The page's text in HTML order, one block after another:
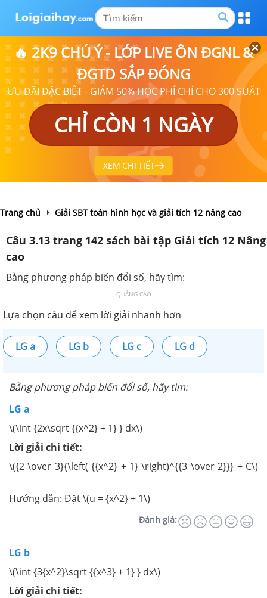
🔥 2K9 CHÚ Ý - LỚP LIVE ÔN ĐGNL &
ĐGTD SẮP ĐÓNG
ƯU ĐÃI ĐẶC BIỆT - GIẢM 50% HỌC PHÍ CHỈ CHO 300 SUẤT
CHỈ CÒN 1 NGÀY
XEM CHI TIẾT
Trang chủ Giải SBT toán hình học và giải tích 12 nâng cao
Câu 3.13 trang 142 sách bài tập Giải tích 12 Nâng
cao
Bằng phương pháp biến đổi số, hãy tìm:
QUẢNG CÁO
Lựa chọn câu để xem lời giải nhanh hơn
LG a LG b LG c LG d
Bằng phương pháp biến đổi số, hãy tìm:
LG a
\(\int {2x\sqrt {{x^2} + 1} } dx\)
Lời giải chi tiết:
\({2 \over 3}{\left( {{x^2} + 1} \right)^{{3 \over 2}}} + C\)
Hướng dẫn: Đặt \(u = {x^2} + 1\)
Đánh giá:
LG b
\(\int {3{x^2}\sqrt {{x^3} + 1} } dx\)
Lời giải chi tiết: